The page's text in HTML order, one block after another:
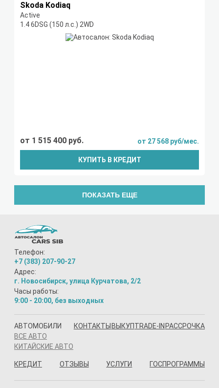
Skoda Kodiaq
Active
1.4 6DSG (150 л.с.) 2WD
от 1 515 400 руб. от 27 568 руб/мес.
КУПИТЬ В КРЕДИТ
ПОКАЗАТЬ ЕЩЕ
Телефон:
+7 (383) 207-90-27
Адрес:
г. Новосибирск, улица Курчатова, 2/2
Часы работы:
9:00 - 20:00, без выходных
АВТОМОБИЛИ
ВСЕ АВТО
КИТАЙСКИЕ АВТО
КОНТАКТЫ ВЫКУПTRADE-IN РАССРОЧКА
КРЕДИТ ОТЗЫВЫ УСЛУГИ ГОСПРОГРАММЫ